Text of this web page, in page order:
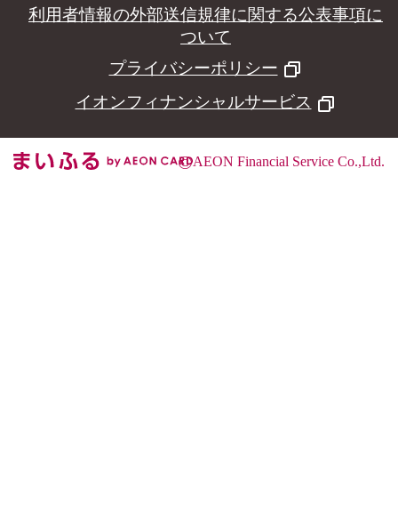
利用者情報の外部送信規律に関する公表事項に
ついて
プライバシーポリシー
イオンフィナンシャルサービス
©AEON Financial Service Co.,Ltd.